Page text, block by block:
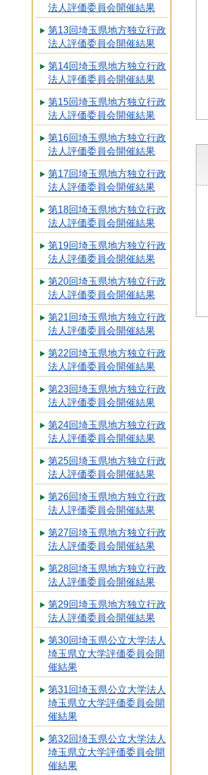
法人評価委員会開催結果
第13回埼玉県地方独立行政
法人評価委員会開催結果
第14回埼玉県地方独立行政
法人評価委員会開催結果
第15回埼玉県地方独立行政
法人評価委員会開催結果
第16回埼玉県地方独立行政
法人評価委員会開催結果
第17回埼玉県地方独立行政
法人評価委員会開催結果
第18回埼玉県地方独立行政
法人評価委員会開催結果
第19回埼玉県地方独立行政
法人評価委員会開催結果
第20回埼玉県地方独立行政
法人評価委員会開催結果
第21回埼玉県地方独立行政
法人評価委員会開催結果
第22回埼玉県地方独立行政
法人評価委員会開催結果
第23回埼玉県地方独立行政
法人評価委員会開催結果
第24回埼玉県地方独立行政
法人評価委員会開催結果
第25回埼玉県地方独立行政
法人評価委員会開催結果
第26回埼玉県地方独立行政
法人評価委員会開催結果
第27回埼玉県地方独立行政
法人評価委員会開催結果
第28回埼玉県地方独立行政
法人評価委員会開催結果
第29回埼玉県地方独立行政
法人評価委員会開催結果
第30回埼玉県公立大学法人
埼玉県立大学評価委員会開
催結果
第31回埼玉県公立大学法人
埼玉県立大学評価委員会開
催結果
第32回埼玉県公立大学法人
埼玉県立大学評価委員会開
催結果